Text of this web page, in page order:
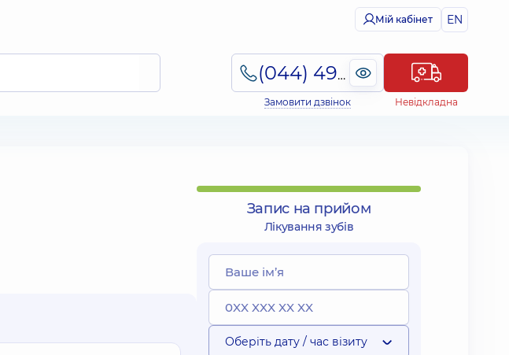
Мій кабінет EN
(044) 495-2-888
Замовити дзвінок Невідкладна
Запис на прийом
Лікування зубів
Оберіть дату / час візиту